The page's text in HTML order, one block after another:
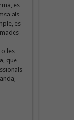
es
als
es
o les
que